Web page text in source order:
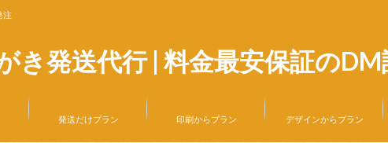
き発送代行 | 料金最安保証の
注
発送だけプラン 印刷からプラン デザインからプラン
ービス「DM診断」